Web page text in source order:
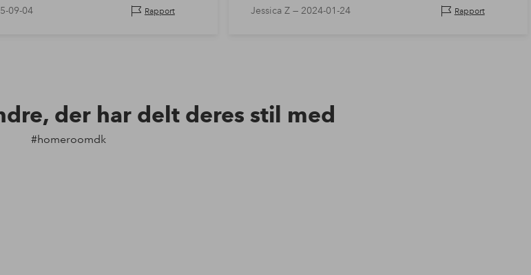
09-04 Rapport Jessica Z — 2024-01-24 Rapport
der har delt deres stil med
#homeroomdk